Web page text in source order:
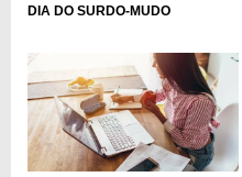
DIA DO SURDO-MUDO